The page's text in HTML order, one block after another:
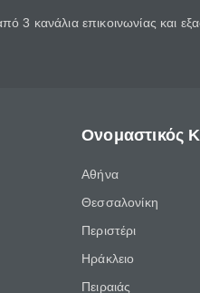
κανάλια επικοινωνίας και
Ονομαστικός
Αθήνα
Θεσσαλονίκη
Περιστέρι
Ηράκλειο
Πειραιάς